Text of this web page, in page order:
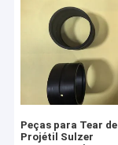
Peças para Tear de
Projétil Sulzer